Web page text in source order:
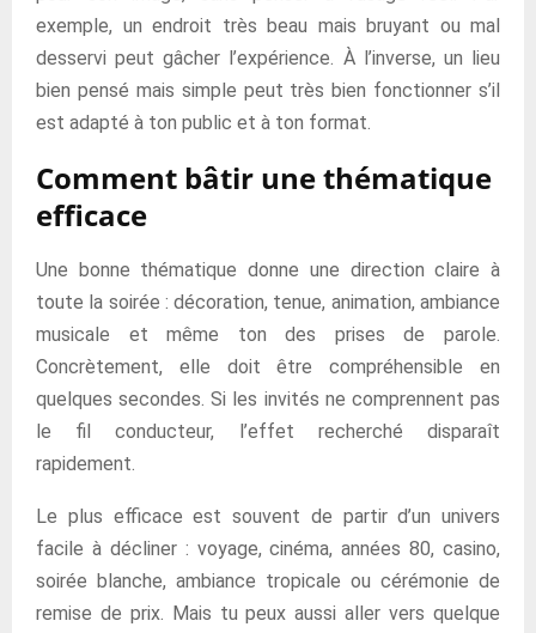
exemple, un endroit très beau mais bruyant ou mal
desservi peut gâcher l’expérience. À l’inverse, un lieu
bien pensé mais simple peut très bien fonctionner s’il
est adapté à ton public et à ton format.
Comment bâtir une thématique
efficace
Une bonne thématique donne une direction claire à
toute la soirée : décoration, tenue, animation, ambiance
musicale et même ton des prises de parole.
Concrètement, elle doit être compréhensible en
quelques secondes. Si les invités ne comprennent pas
le fil conducteur, l’effet recherché disparaît
rapidement.
Le plus efficace est souvent de partir d’un univers
facile à décliner : voyage, cinéma, années 80, casino,
soirée blanche, ambiance tropicale ou cérémonie de
remise de prix. Mais tu peux aussi aller vers quelque